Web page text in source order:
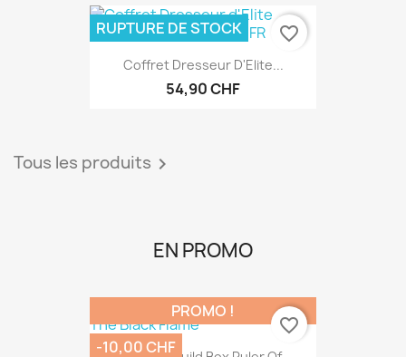
Coffret Dresseur D'Elite...
54,90 CHF
RUPTURE DE STOCK favorite_border
Tous les produits 
EN PROMO
PROMO !
-10,00 CHF
favorite_border